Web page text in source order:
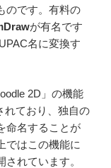
のです。有料の
が有名です
名に変換す
2D」の機能
れており、独自の
命名することが
ではこの機能に
されています。